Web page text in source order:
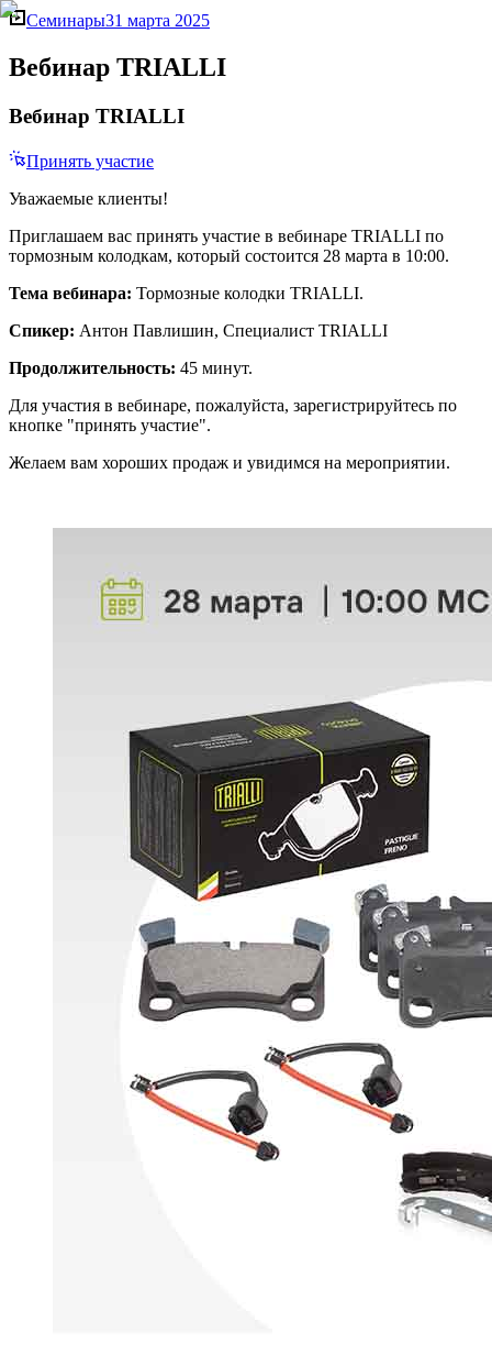
Семинары31 марта 2025
Вебинар TRIALLI
Вебинар TRIALLI
Принять участие
Уважаемые клиенты!
Приглашаем вас принять участие в вебинаре TRIALLI по
тормозным колодкам, который состоится 28 марта в 10:00.
Тема вебинара: Тормозные колодки TRIALLI.
Спикер: Антон Павлишин, Специалист TRIALLI
Продолжительность: 45 минут.
Для участия в вебинаре, пожалуйста, зарегистрируйтесь по
кнопке "принять участие".
Желаем вам хороших продаж и увидимся на мероприятии.